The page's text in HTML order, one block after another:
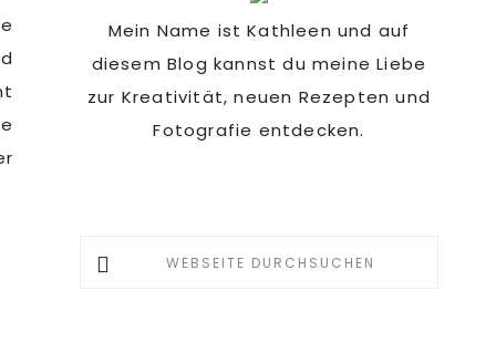
Mein Name ist Kathleen und auf
diesem Blog kannst du meine Liebe
zur Kreativität, neuen Rezepten und
Fotografie entdecken.